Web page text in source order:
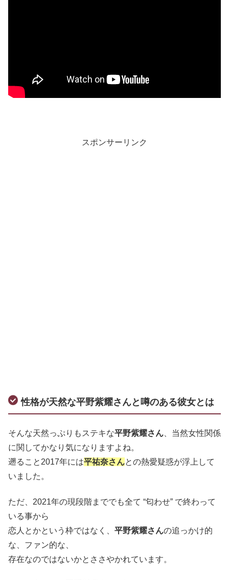
スポンサーリンク
性格が天然な平野紫耀さんと噂のある彼女とは
そんな天然っぷりもステキな平野紫耀さん 、当然女性関係
に関してかなり気になりますよね。
遡ること2017年には平祐奈さんとの熱愛疑惑が浮上して
いました。
ただ、2021年の現段階まででも全て “匂わせ” で終わって
いる事から
恋人とかという枠ではなく、 平野紫耀さんの追っかけ的
な、ファン的な、
存在なのではないかとささやかれています。